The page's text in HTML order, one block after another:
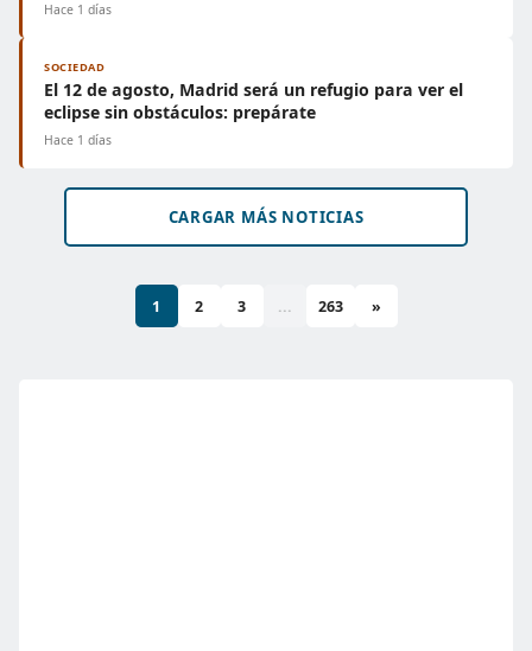
Hace 1 días
SOCIEDAD
El 12 de agosto, Madrid será un refugio para ver el
eclipse sin obstáculos: prepárate
Hace 1 días
CARGAR MÁS NOTICIAS
1 2 3 ... 263 »